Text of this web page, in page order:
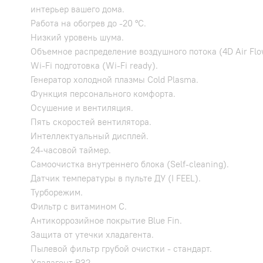
интерьер вашего дома.
Работа на обогрев до -20 °С.
Низкий уровень шума.
Объемное распределение воздушного потока (4D Air
Wi-Fi подготовка (Wi-Fi ready).
Генератор холодной плазмы Cold Plasma.
Функция персонального комфорта.
Осушение и вентиляция.
Пять скоростей вентилятора.
Интеллектуальный дисплей.
24-часовой таймер.
Самоочистка внутреннего блока (Self-cleaning).
Датчик температуры в пульте ДУ (I FEEL).
Турборежим.
Фильтр с витамином С.
Антикоррозийное покрытие Blue Fin.
Защита от утечки хладагента.
Пылевой фильтр грубой очистки - стандарт.